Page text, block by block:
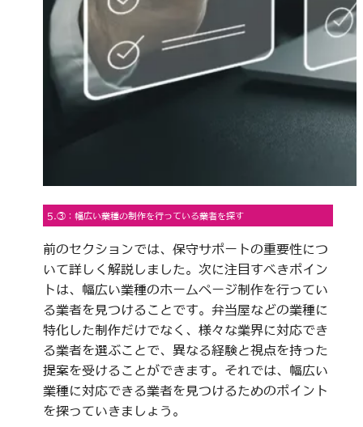
5.③：幅広い業種の制作を行っている業者を探す
前のセクションでは、保守サポートの重要性につ
いて詳しく解説しました。次に注目すべきポイン
トは、幅広い業種のホームページ制作を行ってい
る業者を見つけることです。弁当屋などの業種に
特化した制作だけでなく、様々な業界に対応でき
る業者を選ぶことで、異なる経験と視点を持った
提案を受けることができます。それでは、幅広い
業種に対応できる業者を見つけるためのポイント
を探っていきましょう。